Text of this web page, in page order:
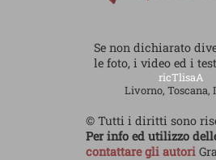
Se non dichiarato
le foto, i video ed i
ricTlisaA
Livorno, Toscana,
© Tutti i diritti sono
Per info ed utilizzo
contattare gli autori